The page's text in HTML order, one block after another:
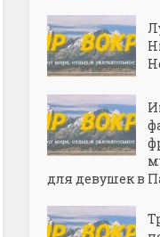
для девушек в